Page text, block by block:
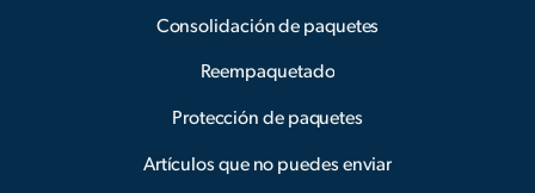
Consolidación de paquetes
Reempaquetado
Protección de paquetes
Artículos que no puedes enviar